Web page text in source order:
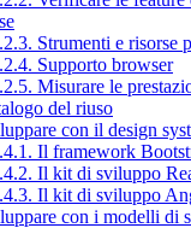
Strumenti e risorse
Supporto browser
Misurare le
del riuso
con il design
Il framework
Il kit di sviluppo
Il kit di sviluppo
con i modelli di